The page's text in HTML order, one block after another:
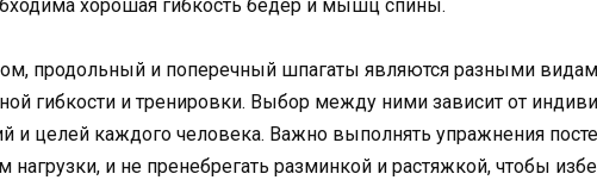
хорошая гибкость бедер и мышц спины.
продольный и поперечный шпагаты являются разными
гибкости и тренировки. Выбор между ними зависит от
и целей каждого человека. Важно выполнять упражнения
и не пренебрегать разминкой и растяжкой, чтобы